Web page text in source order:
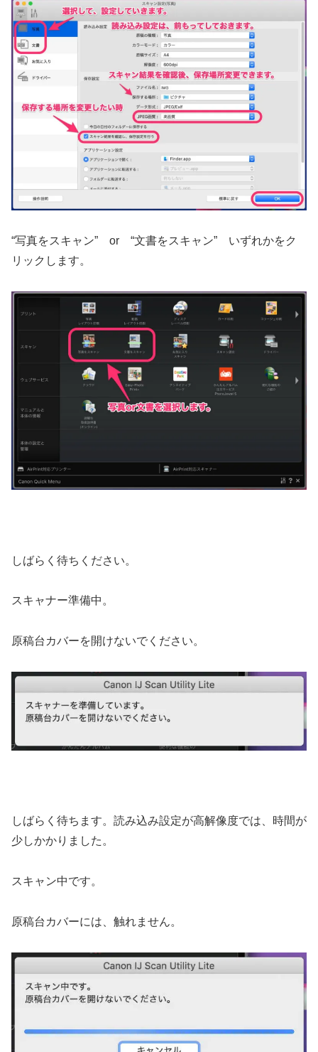
“写真をスキャン” or “文書をスキャン” いずれかをク
リックします。
しばらく待ちください。
スキャナー準備中。
原稿台カバーを開けないでください。
しばらく待ちます。読み込み設定が高解像度では、時間が
少しかかりました。
スキャン中です。
原稿台カバーには、触れません。